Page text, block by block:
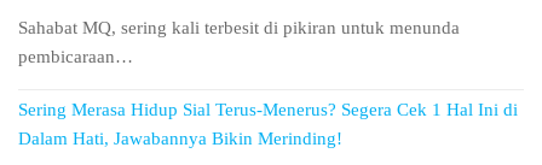
Sahabat MQ, sering kali terbesit di pikiran untuk menunda
pembicaraan…
Sering Merasa Hidup Sial Terus-Menerus? Segera Cek 1 Hal Ini di
Dalam Hati, Jawabannya Bikin Merinding!